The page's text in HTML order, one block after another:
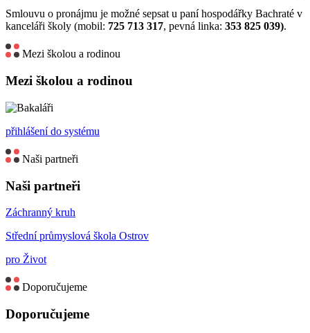
Smlouvu o pronájmu je možné sepsat u paní hospodářky Bachraté v
kanceláři školy (mobil: 725 713 317, pevná linka: 353 825 039).
Mezi školou a rodinou
Mezi školou a rodinou
přihlášení do systému
Naši partneři
Naši partneři
Záchranný kruh
Střední průmyslová škola Ostrov
pro Život
Doporučujeme
Doporučujeme